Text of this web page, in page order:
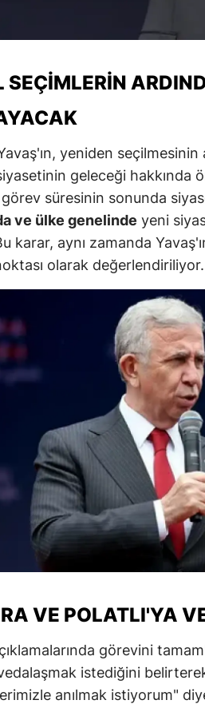
Mardin
Muğla
Niğde
Ordu
Rize
Sakarya
Samsun
Siirt
Sinop
Sivas
Tekirdağ
Tokat
Trabzon
Tunceli
Şanlıurfa
Yozgat
Zonguldak
SEÇIMLERIN
yeniden seçilmesinin
geleceği hakkında
görev süresinin sonunda
ve ülke genelinde yeni
karar, aynı zamanda
olarak değerlendiriliyor.
VE POLATLI'YA
görevini
istediğini
anılmak istiyorum"